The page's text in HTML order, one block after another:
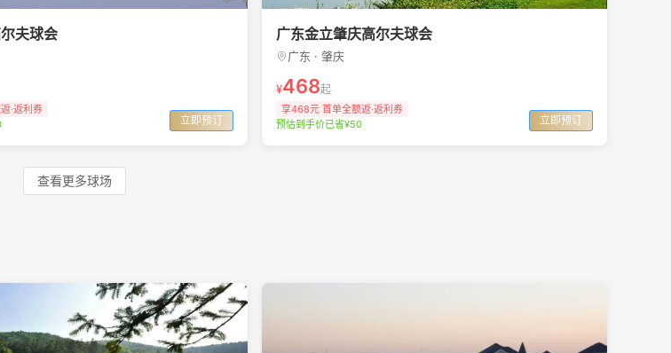
夫球会
·返利券
立即预订
广东金立肇庆高尔夫球会
广东 · 肇庆
¥468起
享468元 首单全额返·返利券
预估到手价已省¥50
立即预订
查看更多球场